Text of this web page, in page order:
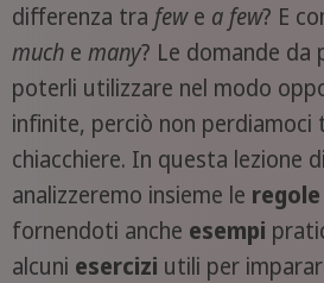
differenza tra fewe a few? E
muche many? Le domande da
poterli utilizzare nel modo
infinite, perciò non perdiamoci
chiacchiere. In questa lezione
analizzeremo insieme le
fornendoti anche esempi
alcuni esercizi utili per